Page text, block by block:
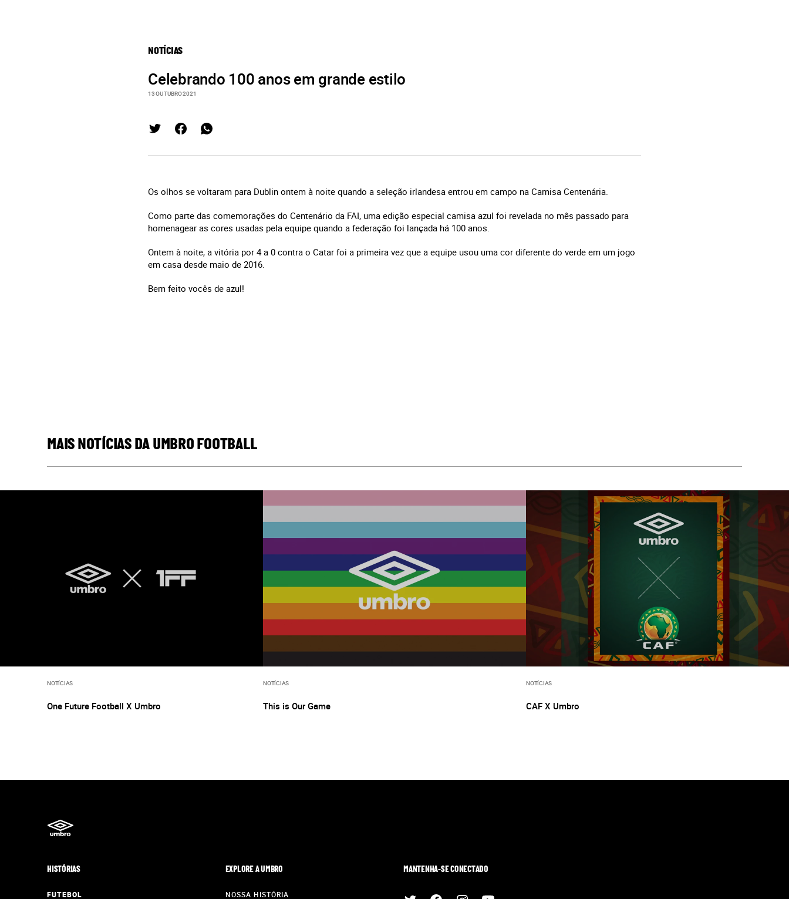
NOTÍCIAS
Celebrando 100 anos em grande estilo
13 OUTUBRO 2021
Os olhos se voltaram para Dublin ontem à noite quando a seleção irlandesa entrou em campo na Camisa Centenária.
Como parte das comemorações do Centenário da FAI, uma edição especial camisa azul foi revelada no mês passado para
homenagear as cores usadas pela equipe quando a federação foi lançada há 100 anos.
Ontem à noite, a vitória por 4 a 0 contra o Catar foi a primeira vez que a equipe usou uma cor diferente do verde em um jogo
em casa desde maio de 2016.
Bem feito vocês de azul!
MAIS NOTÍCIAS DA UMBRO FOOTBALL
NOTÍCIAS
One Future Football X Umbro
NOTÍCIAS
This is Our Game
NOTÍCIAS
CAF X Umbro
MANTENHA-SE CONECTADO
EXPLORE A UMBRO
NOSSA HISTÓRIA
HISTÓRIAS
FUTEBOL